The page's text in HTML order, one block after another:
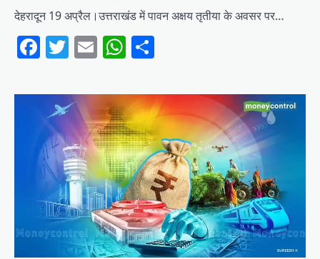
देहरादून 19 अप्रैल।उत्तराखंड में पावन अक्षय तृतीया के अवसर पर…
Facebook
Twitter
EmailWhatsApp